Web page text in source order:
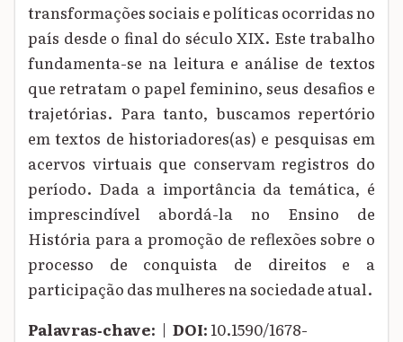
transformações sociais e políticas ocorridas no
país desde o final do século XIX. Este trabalho
fundamenta-se na leitura e análise de textos
que retratam o papel feminino, seus desafios e
trajetórias. Para tanto, buscamos repertório
em textos de historiadores(as) e pesquisas em
acervos virtuais que conservam registros do
período. Dada a importância da temática, é
imprescindível abordá-la no Ensino de
História para a promoção de reflexões sobre o
processo de conquista de direitos e a
participação das mulheres na sociedade atual.
Palavras‑chave: | DOI: 10.1590/1678-